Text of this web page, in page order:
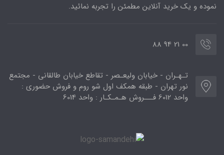
نموده و یک خرید آنلاین مطمئن را تجربه نمائید.
00 21 94 88
تـهـران - خیابان ولیعـصر - تقاطع خیابان طالقانی - مجتمع
نور تهران - طبقه همکف اول شو روم و فروش حضوری :
واحد 6012 فـــروش هـمـکـار : واحد 6014